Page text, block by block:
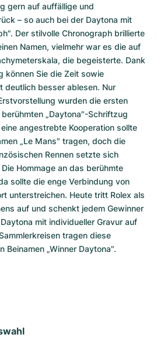
gern auf auffällige und
– so auch bei der Daytona mit
Der stilvolle Chronograph brillierte
Namen, vielmehr war es die auf
die begeisterte. Dank
können Sie die Zeit sowie
deutlich besser ablesen. Nur
wurden die ersten
„Daytona"-Schriftzug
angestrebte Kooperation sollte
„Le Mans" tragen, doch die
Rennen setzte sich
Hommage an das berühmte
sollte die enge Verbindung von
unterstreichen. Heute tritt Rolex als
auf und schenkt jedem Gewinner
mit individueller Gravur auf
tragen diese
Beinamen „Winner Daytona".